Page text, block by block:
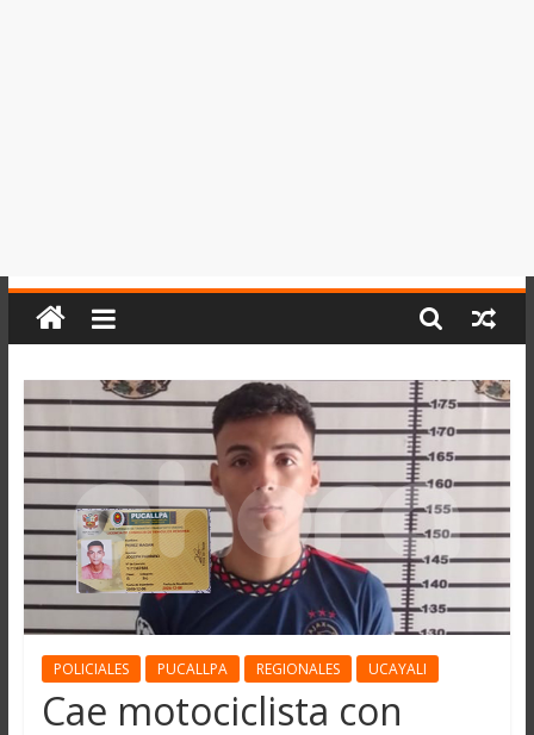
POLICIALES PUCALLPA REGIONALES UCAYALI
Cae motociclista con